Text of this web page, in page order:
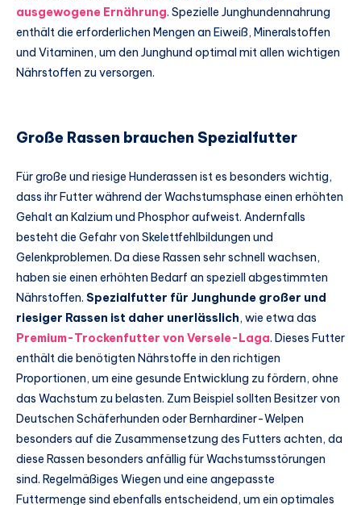
ausgewogene Ernährung. Spezielle Junghundennahrung
enthält die erforderlichen Mengen an Eiweiß, Mineralstoffen
und Vitaminen, um den Junghund optimal mit allen wichtigen
Nährstoffen zu versorgen.
Große Rassen brauchen Spezialfutter
Für große und riesige Hunderassen ist es besonders wichtig,
dass ihr Futter während der Wachstumsphase einen erhöhten
Gehalt an Kalzium und Phosphor aufweist. Andernfalls
besteht die Gefahr von Skelettfehlbildungen und
Gelenkproblemen. Da diese Rassen sehr schnell wachsen,
haben sie einen erhöhten Bedarf an speziell abgestimmten
Nährstoffen. Spezialfutter für Junghunde großer und
riesiger Rassen ist daher unerlässlich, wie etwa das
Premium-Trockenfutter von Versele-Laga. Dieses Futter
enthält die benötigten Nährstoffe in den richtigen
Proportionen, um eine gesunde Entwicklung zu fördern, ohne
das Wachstum zu belasten. Zum Beispiel sollten Besitzer von
Deutschen Schäferhunden oder Bernhardiner-Welpen
besonders auf die Zusammensetzung des Futters achten, da
diese Rassen besonders anfällig für Wachstumsstörungen
sind. Regelmäßiges Wiegen und eine angepasste
Futtermenge sind ebenfalls entscheidend, um ein optimales